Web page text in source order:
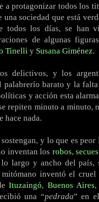
a protagonizar todos los
sociedad que está
los días, se han
de algunas
Tinelliy Susana Giménez.
delictivos, y los
barato y la falta
y acción esta
repiten minuto a minuto,
hace nada.
y lo que es
inventan los robos,
largo y ancho del país,
inventó el cruel
Ituzaingó, Buenos Aires
una “pedrada” en